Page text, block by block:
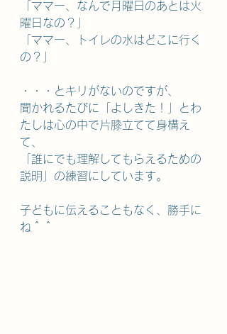
「ママー、なんで月曜日のあとは火
曜日なの？」
「ママー、トイレの水はどこに行く
の？」
・・・とキリがないのですが、
聞かれるたびに「よしきた！」とわ
たしは心の中で片膝立てて身構え
て、
「誰にでも理解してもらえるための
説明」の練習にしています。
子どもに伝えることもなく、勝手に
ね＾＾